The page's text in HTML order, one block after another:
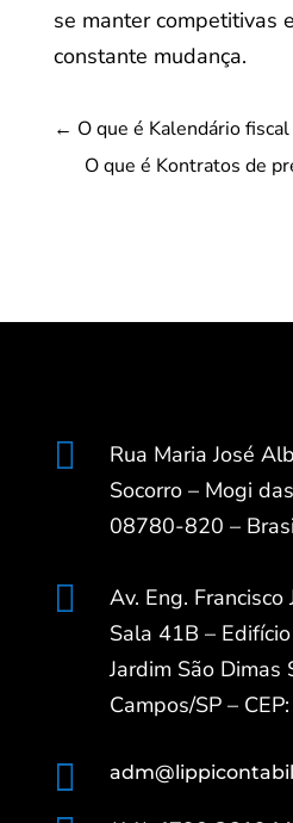
se manter competitivas
constante mudança.
← O que é Kalendário fiscal
O que é Kontratos de

Rua Maria José
Socorro – Mogi
08780-820 –

Av. Eng. Francisco
Sala 41B –
Jardim São Dimas
Campos/SP –
